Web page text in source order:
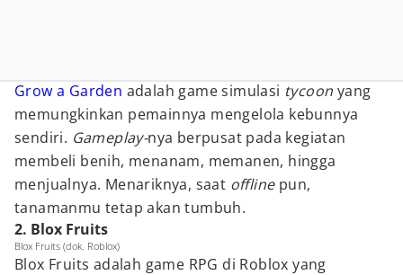
Grow a Garden adalah game simulasi tycoon yang
memungkinkan pemainnya mengelola kebunnya
sendiri. Gameplay-nya berpusat pada kegiatan
membeli benih, menanam, memanen, hingga
menjualnya. Menariknya, saat offline pun,
tanamanmu tetap akan tumbuh.
2. Blox Fruits
Blox Fruits (dok. Roblox)
Blox Fruits adalah game RPG di Roblox yang